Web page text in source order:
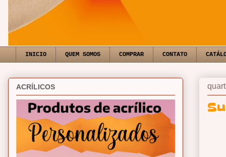
INICIO QUEM SOMOS COMPRAR CONTATO
ACRÍLICOS